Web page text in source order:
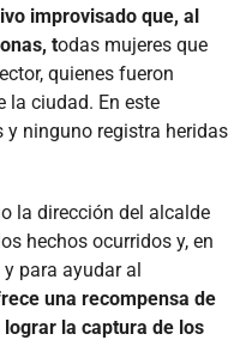
improvisado que, al
todas mujeres que
quienes fueron
la ciudad. En este
ninguno registra heridas
la dirección del alcalde
hechos ocurridos y, en
para ayudar al
una recompensa de
la captura de los